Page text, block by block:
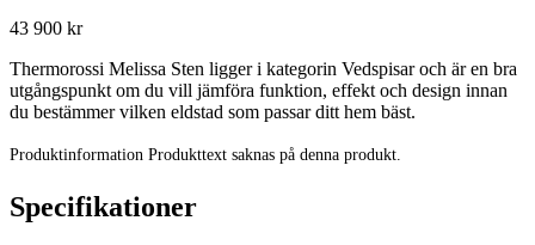
43 900 kr
Thermorossi Melissa Sten ligger i kategorin Vedspisar och är en bra
utgångspunkt om du vill jämföra funktion, effekt och design innan
du bestämmer vilken eldstad som passar ditt hem bäst.
Produktinformation Produkttext saknas på denna produkt.
Specifikationer